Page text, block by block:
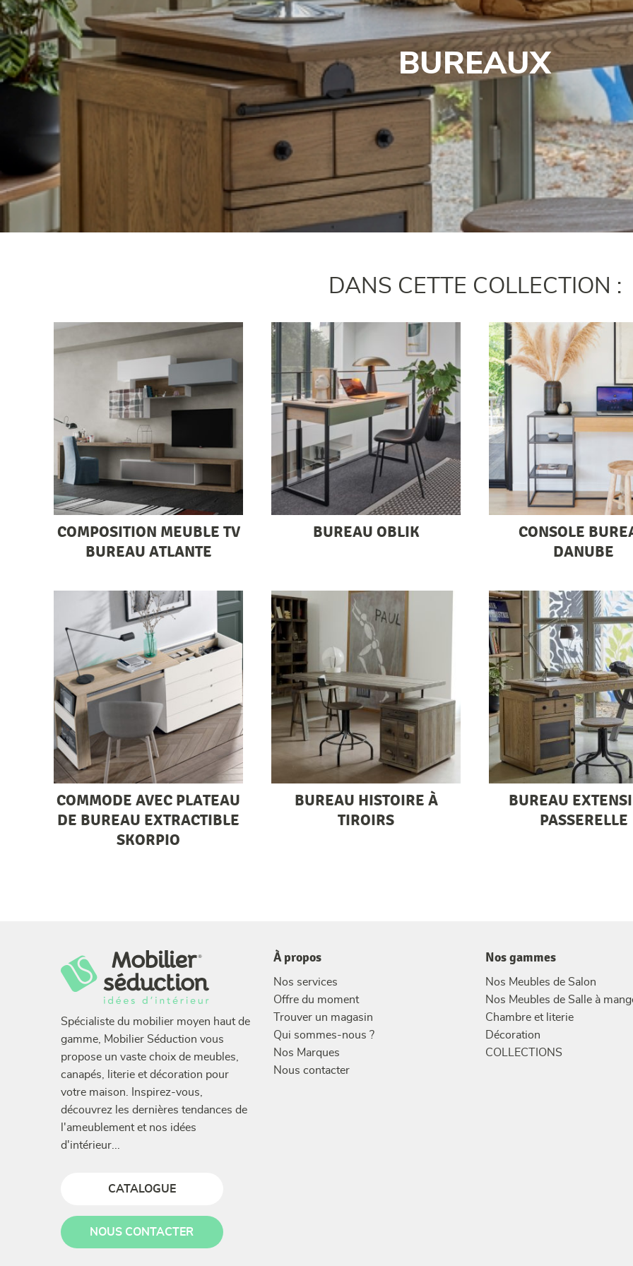
BUREAUX
DANS CETTE COLLECTION :
COMPOSITION MEUBLE TV
BUREAU ATLANTE
BUREAU OBLIK
CONSOLE
DANUBE
COMMODE AVEC PLATEAU
DE BUREAU EXTRACTIBLE
SKORPIO
BUREAU HISTOIRE À
TIROIRS
BUREAU
PASSERELLE
Spécialiste du mobilier moyen haut de
gamme, Mobilier Séduction vous
propose un vaste choix de meubles,
canapés, literie et décoration pour
votre maison. Inspirez-vous,
découvrez les dernières tendances de
l'ameublement et nos idées
d'intérieur...
CATALOGUE
NOUS CONTACTER
À propos
Nos services
Offre du moment
Trouver un magasin
Qui sommes-nous ?
Nos Marques
Nous contacter
Nos gammes
Nos Meubles de Salon
Nos Meubles de Salle à
Chambre et literie
Décoration
COLLECTIONS